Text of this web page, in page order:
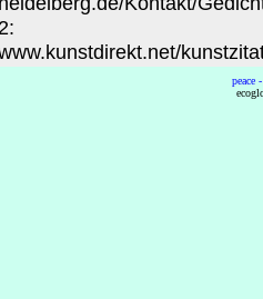
2:
peace